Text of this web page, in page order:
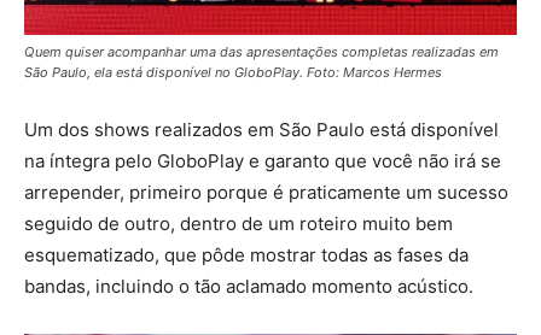
Quem quiser acompanhar uma das apresentações completas realizadas em
São Paulo, ela está disponível no GloboPlay. Foto: Marcos Hermes
Um dos shows realizados em São Paulo está disponível
na íntegra pelo GloboPlay e garanto que você não irá se
arrepender, primeiro porque é praticamente um sucesso
seguido de outro, dentro de um roteiro muito bem
esquematizado, que pôde mostrar todas as fases da
bandas, incluindo o tão aclamado momento acústico.